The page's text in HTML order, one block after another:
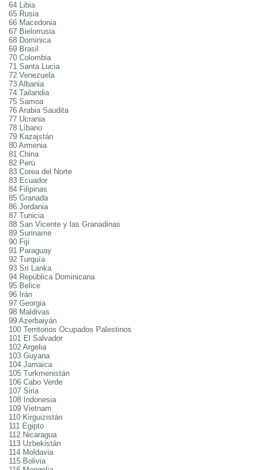
64 Libia
65 Rusia
66 Macedonia
67 Bielorrusia
68 Dominica
69 Brasil
70 Colombia
71 Santa Lucia
72 Venezuela
73 Albania
74 Tailandia
75 Samoa
76 Arabia Saudita
77 Ucrania
78 Líbano
79 Kazajstán
80 Armenia
81 China
82 Perú
83 Corea del Norte
83 Ecuador
84 Filipinas
85 Granada
86 Jordania
87 Tunicia
88 San Vicente y las Granadinas
89 Suriname
90 Fiji
91 Paraguay
92 Turquía
93 Sri Lanka
94 República Dominicana
95 Belice
96 Irán
97 Georgia
98 Maldivas
99 Azerbaiyán
100 Territorios Ocupados Palestinos
101 El Salvador
102 Argelia
103 Guyana
104 Jamaica
105 Turkmenistán
106 Cabo Verde
107 Siria
108 Indonesia
109 Vietnam
110 Kirguizistán
111 Egipto
112 Nicaragua
113 Uzbekistán
114 Moldavia
115 Bolivia